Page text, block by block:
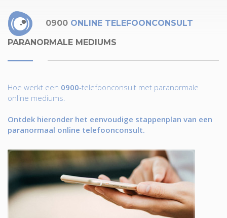
0900 ONLINE TELEFOONCONSULT
PARANORMALE MEDIUMS
Hoe werkt een 0900-telefoonconsult met paranormale
online mediums.
Ontdek hieronder het eenvoudige stappenplan van een
paranormaal online telefoonconsult.